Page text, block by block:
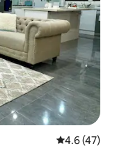
Calificación
4.6 (47)